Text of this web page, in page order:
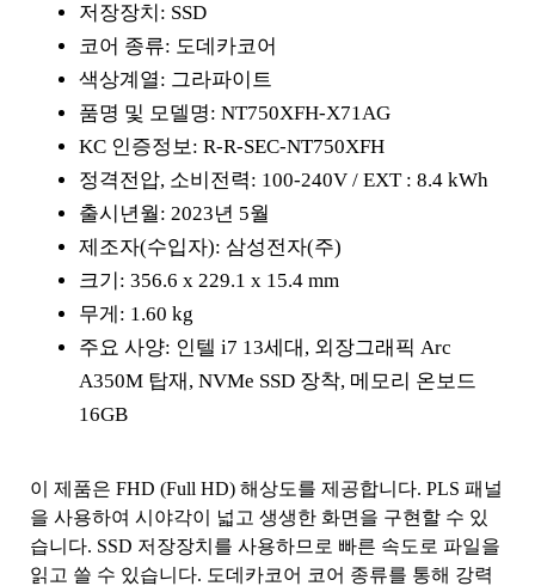
저장장치: SSD
코어 종류: 도데카코어
색상계열: 그라파이트
품명 및 모델명: NT750XFH-X71AG
KC 인증정보: R-R-SEC-NT750XFH
정격전압, 소비전력: 100-240V / EXT : 8.4 kWh
출시년월: 2023년 5월
제조자(수입자): 삼성전자(주)
크기: 356.6 x 229.1 x 15.4 mm
무게: 1.60 kg
주요 사양: 인텔 i7 13세대, 외장그래픽 Arc
A350M 탑재, NVMe SSD 장착, 메모리 온보드
16GB
이 제품은 FHD (Full HD) 해상도를 제공합니다. PLS 패널
을 사용하여 시야각이 넓고 생생한 화면을 구현할 수 있
습니다. SSD 저장장치를 사용하므로 빠른 속도로 파일을
읽고 쓸 수 있습니다. 도데카코어 코어 종류를 통해 강력